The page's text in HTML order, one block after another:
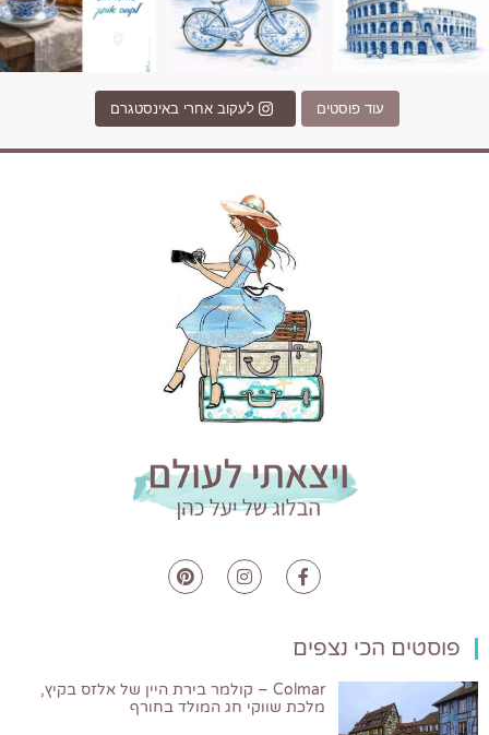
עוד פוסטים לעקוב אחרי באינסטגרם
פוסטים הכי נצפים
Colmar – קולמר בירת היין של אלזס בקיץ,
מלכת שווקי חג המולד בחורף